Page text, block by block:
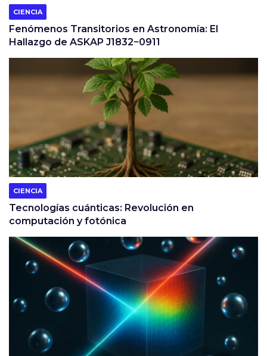
CIENCIA
Fenómenos Transitorios en Astronomía: El
Hallazgo de ASKAP J1832−0911
CIENCIA
Tecnologías cuánticas: Revolución en
computación y fotónica